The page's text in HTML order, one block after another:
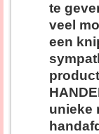
te
veel
een
unieke